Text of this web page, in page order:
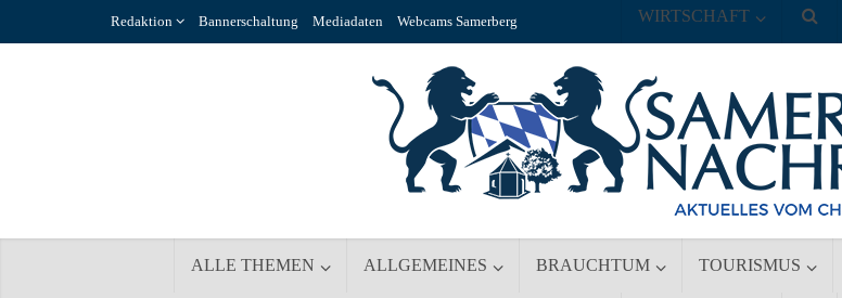
Redaktion Bannerschaltung Mediadaten Webcams Samerberg
ALLE THEMEN ALLGEMEINES BRAUCHTUM TOURISMUS
WIRTSCHAFT